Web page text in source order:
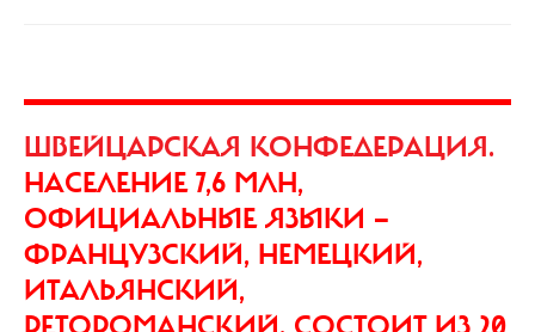
ШВЕЙЦАРСКАЯ КОНФЕДЕРАЦИЯ.
НАСЕЛЕНИЕ 7,6 МЛН,
ОФИЦИАЛЬНЫЕ ЯЗЫКИ —
ФРАНЦУЗСКИЙ, НЕМЕЦКИЙ,
ИТАЛЬ­ЯНСКИЙ,